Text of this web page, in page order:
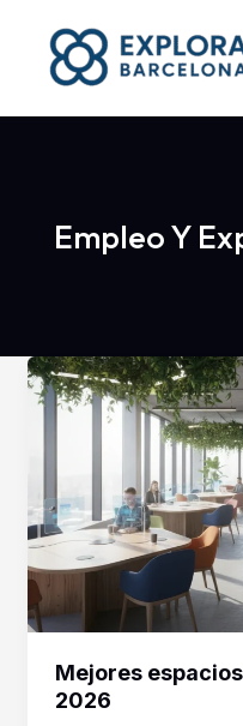
contenido
Empleo Y
Mejores
2026